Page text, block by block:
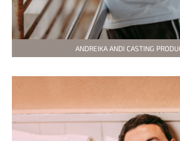
ANDREIKA ANDI CASTING